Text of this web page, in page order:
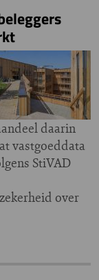
daarin
vastgoeddata
StiVAD
over